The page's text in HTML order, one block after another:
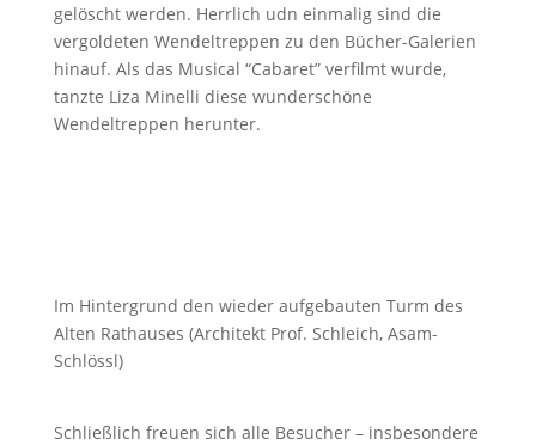
gelöscht werden. Herrlich udn einmalig sind die
vergoldeten Wendeltreppen zu den Bücher-Galerien
hinauf. Als das Musical “Cabaret” verfilmt wurde,
tanzte Liza Minelli diese wunderschöne
Wendeltreppen herunter.
Im Hintergrund den wieder aufgebauten Turm des
Alten Rathauses (Architekt Prof. Schleich, Asam-
Schlössl)
Schließlich freuen sich alle Besucher – insbesondere